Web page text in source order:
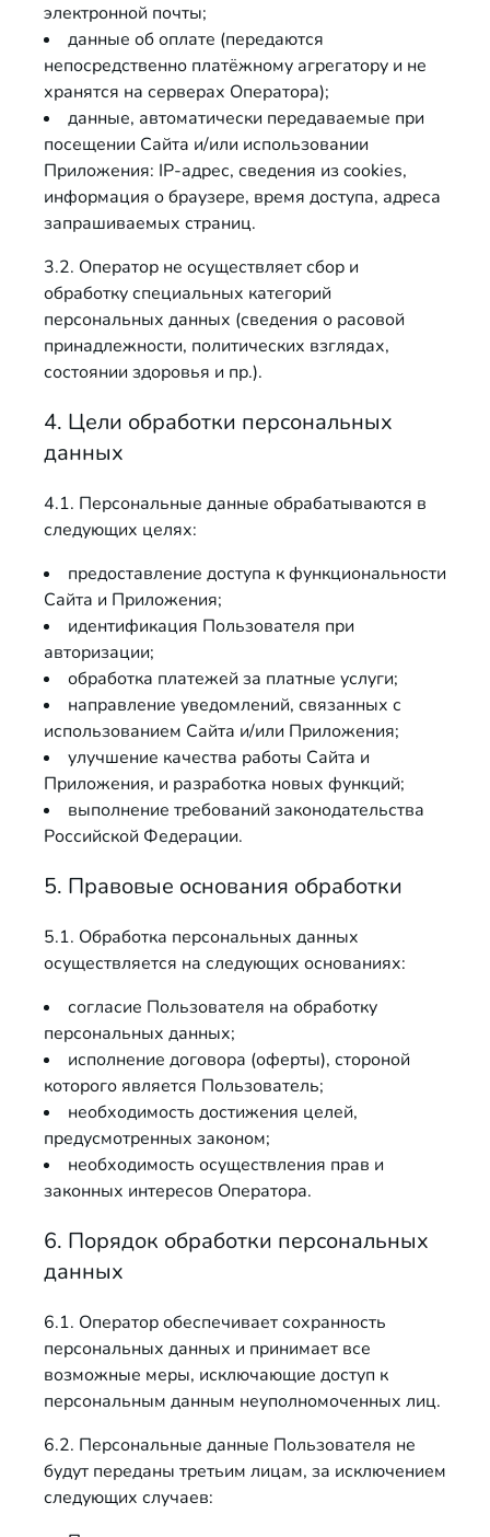
электронной почты;
данные об оплате (передаются
непосредственно платёжному агрегатору и не
хранятся на серверах Оператора);
данные, автоматически передаваемые при
посещении Сайта и/или использовании
Приложения: IP-адрес, сведения из cookies,
информация о браузере, время доступа, адреса
запрашиваемых страниц.
3.2. Оператор не осуществляет сбор и
обработку специальных категорий
персональных данных (сведения о расовой
принадлежности, политических взглядах,
состоянии здоровья и пр.).
4. Цели обработки персональных
данных
4.1. Персональные данные обрабатываются в
следующих целях:
предоставление доступа к функциональности
Сайта и Приложения;
идентификация Пользователя при
авторизации;
обработка платежей за платные услуги;
направление уведомлений, связанных с
использованием Сайта и/или Приложения;
улучшение качества работы Сайта и
Приложения, и разработка новых функций;
выполнение требований законодательства
Российской Федерации.
5. Правовые основания обработки
5.1. Обработка персональных данных
осуществляется на следующих основаниях:
согласие Пользователя на обработку
персональных данных;
исполнение договора (оферты), стороной
которого является Пользователь;
необходимость достижения целей,
предусмотренных законом;
необходимость осуществления прав и
законных интересов Оператора.
6. Порядок обработки персональных
данных
6.1. Оператор обеспечивает сохранность
персональных данных и принимает все
возможные меры, исключающие доступ к
персональным данным неуполномоченных лиц.
6.2. Персональные данные Пользователя не
будут переданы третьим лицам, за исключением
следующих случаев: